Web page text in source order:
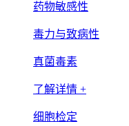
药物敏感性
毒力与致病性
真菌毒素
了解详情 +
细胞检定